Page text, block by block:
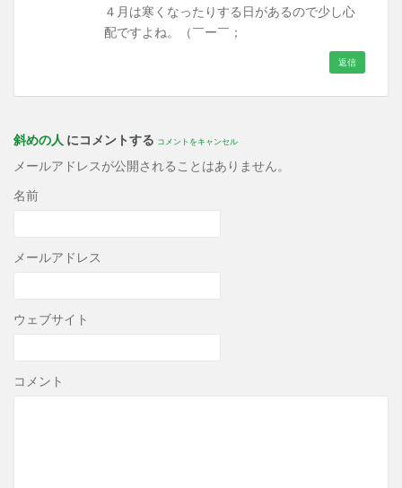
４月は寒くなったりする日があるので少し心
配ですよね。（￣ー￣；
返信
斜めの人 にコメントする コメントをキャンセル
メールアドレスが公開されることはありません。
名前
メールアドレス
ウェブサイト
コメント